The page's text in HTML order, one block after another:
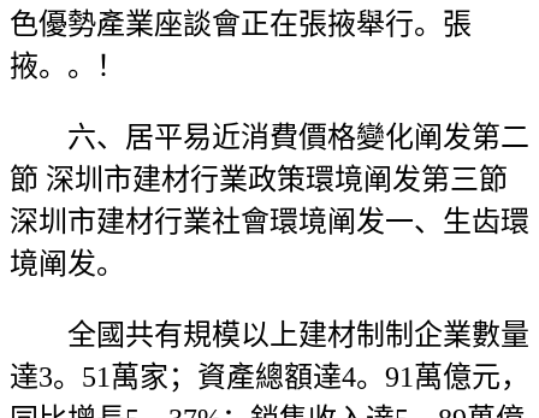
色優勢產業座談會正在張掖舉行。張
掖。。！
六、居平易近消費價格變化阐发第二
節 深圳市建材行業政策環境阐发第三節
深圳市建材行業社會環境阐发一、生齿環
境阐发。
全國共有規模以上建材制制企業數量
達3。51萬家；資產總額達4。91萬億元，